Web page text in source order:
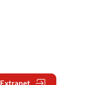
Extranet